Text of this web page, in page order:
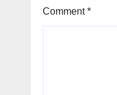
Comment*